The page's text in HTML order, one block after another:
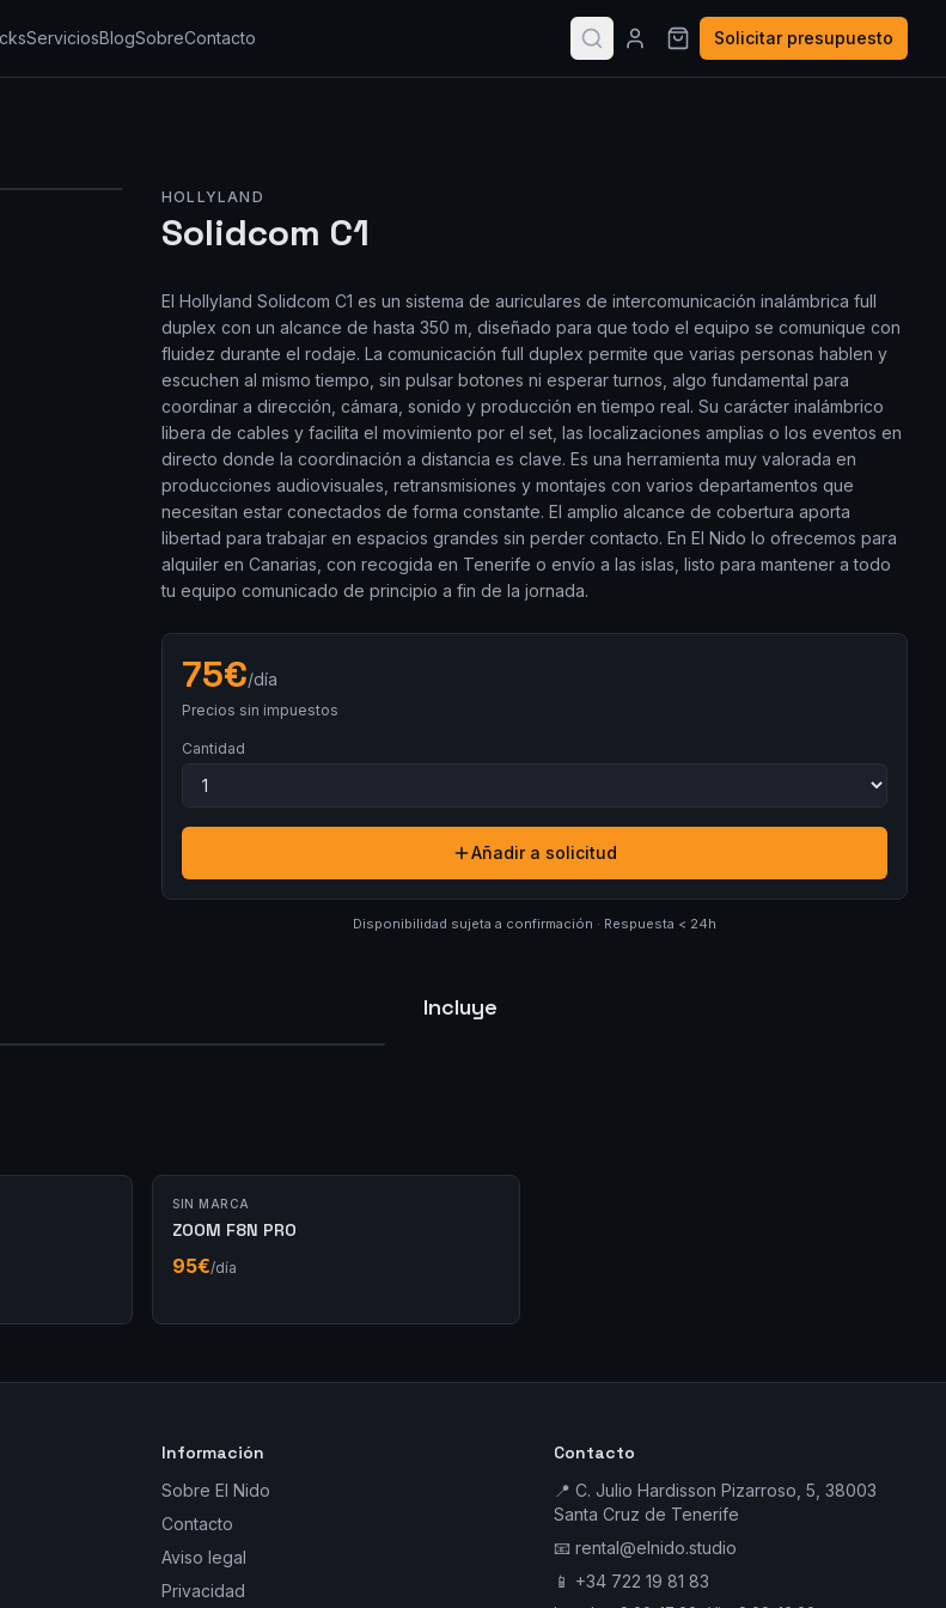
ServiciosBlogSobreContacto Solicitar presupuesto
HOLLYLAND
Solidcom C1
El Hollyland Solidcom C1 es un sistema de auriculares de intercomunicación inalámbrica full
duplex con un alcance de hasta 350 m, diseñado para que todo el equipo se comunique con
fluidez durante el rodaje. La comunicación full duplex permite que varias personas hablen y
escuchen al mismo tiempo, sin pulsar botones ni esperar turnos, algo fundamental para
coordinar a dirección, cámara, sonido y producción en tiempo real. Su carácter inalámbrico
libera de cables y facilita el movimiento por el set, las localizaciones amplias o los eventos en
directo donde la coordinación a distancia es clave. Es una herramienta muy valorada en
producciones audiovisuales, retransmisiones y montajes con varios departamentos que
necesitan estar conectados de forma constante. El amplio alcance de cobertura aporta
libertad para trabajar en espacios grandes sin perder contacto. En El Nido lo ofrecemos para
alquiler en Canarias, con recogida en Tenerife o envío a las islas, listo para mantener a todo
tu equipo comunicado de principio a fin de la jornada.
75€/día
Precios sin impuestos
Cantidad
Añadir a solicitud
Disponibilidad sujeta a confirmación · Respuesta < 24h
Incluye
SIN MARCA
ZOOM F8N PRO
95€/día
Información
Sobre El Nido
Contacto
Aviso legal
Privacidad
Contacto
📍 C. Julio Hardisson Pizarroso, 5, 38003
Santa Cruz de Tenerife
📧 rental@elnido.studio
📱 +34 722 19 81 83